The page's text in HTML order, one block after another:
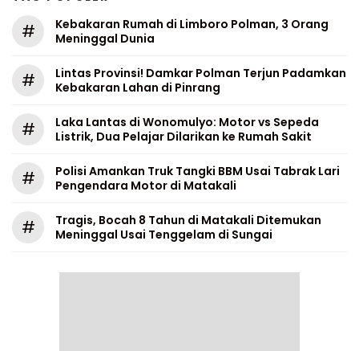
#
Kebakaran Rumah di Limboro Polman, 3 Orang
Meninggal Dunia
#
Lintas Provinsi! Damkar Polman Terjun Padamkan
Kebakaran Lahan di Pinrang
#
Laka Lantas di Wonomulyo: Motor vs Sepeda
Listrik, Dua Pelajar Dilarikan ke Rumah Sakit
#
Polisi Amankan Truk Tangki BBM Usai Tabrak Lari
Pengendara Motor di Matakali
#
Tragis, Bocah 8 Tahun di Matakali Ditemukan
Meninggal Usai Tenggelam di Sungai